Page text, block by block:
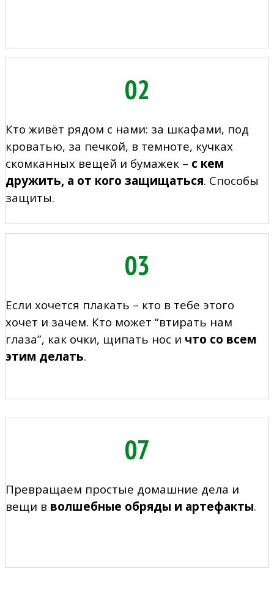
02
Кто живёт рядом с нами: за шкафами, под
кроватью, за печкой, в темноте, кучках
скомканных вещей и бумажек – с кем
дружить, а от кого защищаться. Способы
защиты.
03
Если хочется плакать – кто в тебе этого
хочет и зачем. Кто может “втирать нам
глаза”, как очки, щипать нос и что со всем
этим делать.
07
Превращаем простые домашние дела и
вещи в волшебные обряды и артефакты.